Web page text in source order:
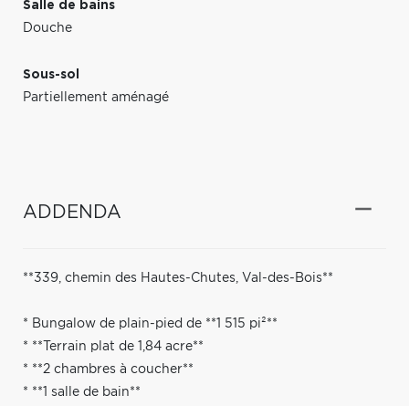
Salle de bains
Douche
Sous-sol
Partiellement aménagé
ADDENDA
**339, chemin des Hautes-Chutes, Val-des-Bois**
* Bungalow de plain-pied de **1 515 pi²**
* **Terrain plat de 1,84 acre**
* **2 chambres à coucher**
* **1 salle de bain**